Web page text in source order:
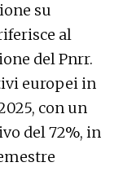
su
al
del Pnrr.
europei in
con un
del 72%, in